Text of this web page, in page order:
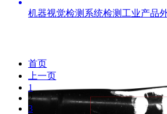
机器视觉检测系统检测工业产品
首页
上一页
1
2
3